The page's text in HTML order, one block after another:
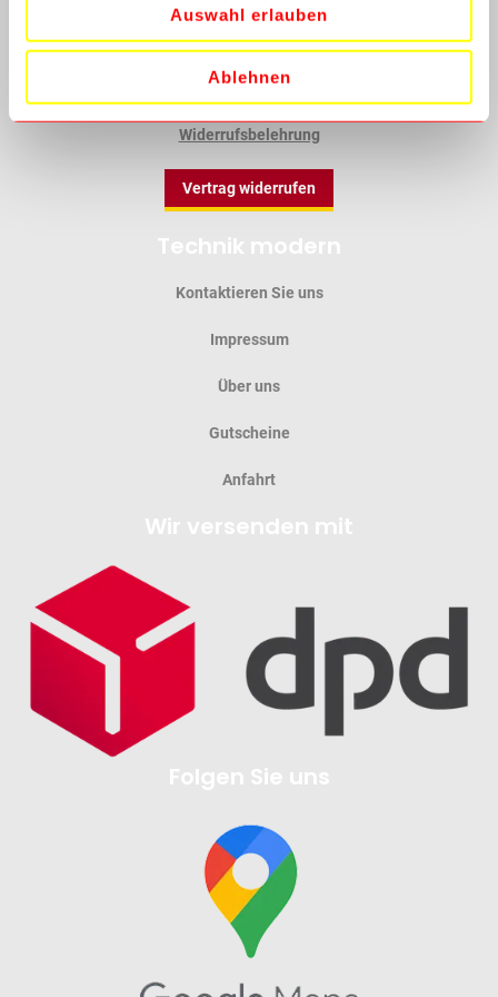
Auswahl erlauben
Ablehnen
Datenschutz
Batterieverordnung
Widerrufsbelehrung
Vertrag widerrufen
Technik modern
Kontaktieren Sie uns
Impressum
Über uns
Gutscheine
Anfahrt